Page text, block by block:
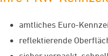
amtliches Euro-
reflektierende